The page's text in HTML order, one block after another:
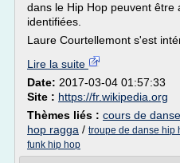
dans le Hip Hop peuvent être
identifiées.
Laure Courtellemont s'est
Lire la suite
Date: 2017-03-04 01:57:33
Site : https://fr.wikipedia.org
Thèmes liés : cours de
hop ragga / troupe de danse hip
funk hip hop